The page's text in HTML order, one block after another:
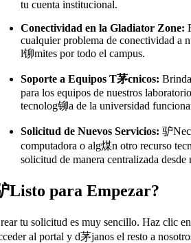
tu cuenta institucional.
Conectividad en la Gladiator Zone:
cualquier problema de conectividad a
l铆mites por todo el campus.
Soporte a Equipos T茅cnicos:
para los equipos de nuestros
tecnolog铆a de la universidad
Solicitud de Nuevos Servicios: 驴
computadora o alg煤n otro recurso
solicitud de manera centralizada desde
Listo para Empezar?
tu solicitud es muy sencillo. Haz clic
al portal y d茅janos el resto a